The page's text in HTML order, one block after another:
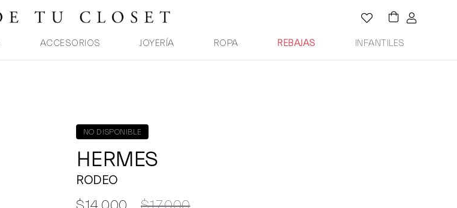
ACCESORIOS JOYERÍA ROPA REBAJAS INFANTILES
NO DISPONIBLE
HERMES
RODEO